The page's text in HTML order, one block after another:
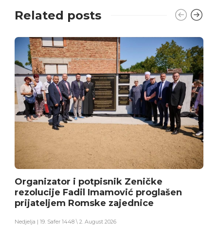
Related posts
Organizator i potpisnik Zeničke
rezolucije Fadil Imamović proglašen
prijateljem Romske zajednice
Nedjelja | 19. Safer 1448 \ 2. August 2026